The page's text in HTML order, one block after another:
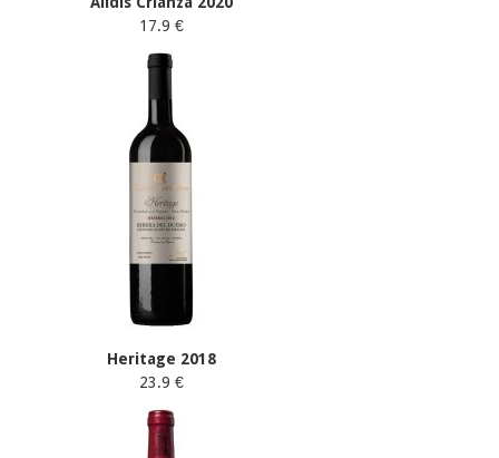
17.9 €
Heritage 2018
23.9 €